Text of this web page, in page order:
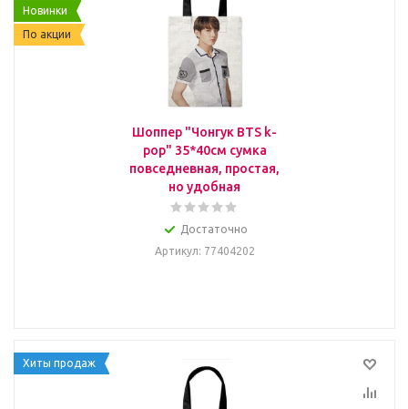
Новинки
По акции
Шоппер "Чонгук BTS k-
pop" 35*40см сумка
повседневная, простая,
но удобная
Достаточно
Артикул: 77404202
Хиты продаж